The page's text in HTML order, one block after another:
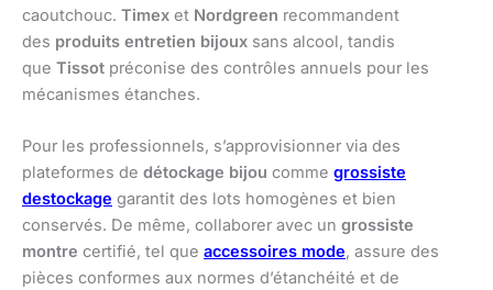
caoutchouc. Timex et Nordgreen recommandent
des produits entretien bijoux sans alcool, tandis
que Tissot préconise des contrôles annuels pour les
mécanismes étanches.
Pour les professionnels, s’approvisionner via des
plateformes de détockage bijou comme grossiste
destockage garantit des lots homogènes et bien
conservés. De même, collaborer avec un grossiste
montre certifié, tel que accessoires mode, assure des
pièces conformes aux normes d’étanchéité et de